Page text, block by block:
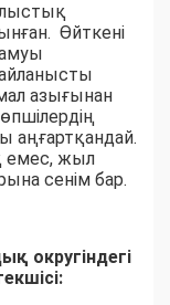
Өйткені
азығынан
емес, жыл
сенім бар.
округіндегі